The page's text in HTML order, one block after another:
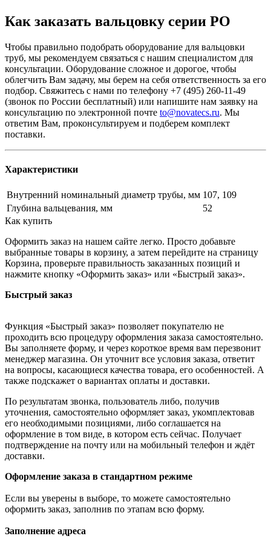
Как заказать вальцовку серии РО
Чтобы правильно подобрать оборудование для вальцовки
труб, мы рекомендуем связаться с нашим специалистом для
консультации. Оборудование сложное и дорогое, чтобы
облегчить Вам задачу, мы берем на себя ответственность за его
подбор. Свяжитесь с нами по телефону +7 (495) 260-11-49
(звонок по России бесплатный) или напишите нам заявку на
консультацию по электронной почте to@novatecs.ru. Мы
ответим Вам, проконсультируем и подберем комплект
поставки.
Характеристики
Внутренний номинальный диаметр трубы, мм 107, 109
Глубина вальцевания, мм
52
Как купить
Оформить заказ на нашем сайте легко. Просто добавьте
выбранные товары в корзину, а затем перейдите на страницу
Корзина, проверьте правильность заказанных позиций и
нажмите кнопку «Оформить заказ» или «Быстрый заказ».
Быстрый заказ
Функция «Быстрый заказ» позволяет покупателю не
проходить всю процедуру оформления заказа самостоятельно.
Вы заполняете форму, и через короткое время вам перезвонит
менеджер магазина. Он уточнит все условия заказа, ответит
на вопросы, касающиеся качества товара, его особенностей. А
также подскажет о вариантах оплаты и доставки.
По результатам звонка, пользователь либо, получив
уточнения, самостоятельно оформляет заказ, укомплектовав
его необходимыми позициями, либо соглашается на
оформление в том виде, в котором есть сейчас. Получает
подтверждение на почту или на мобильный телефон и ждёт
доставки.
Оформление заказа в стандартном режиме
Если вы уверены в выборе, то можете самостоятельно
оформить заказ, заполнив по этапам всю форму.
Заполнение адреса